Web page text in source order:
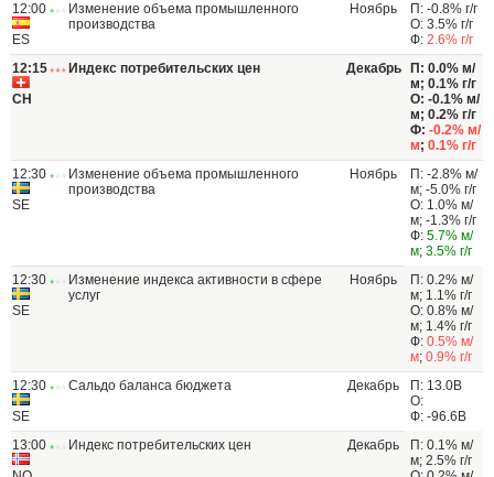
12:00
ES
Изменение объема промышленного
производства
Ноябрь
П: -0.8% г/г
О: 3.5% г/г
Ф: 2.6% г/г
12:15
CH
Индекс потребительских цен Декабрь
П: 0.0% м/
м; 0.1% г/г
О: -0.1% м/
м; 0.2% г/г
Ф: -0.2% м/
м; 0.1% г/г
12:30
SE
Изменение объема промышленного
производства
Ноябрь
П: -2.8% м/
м; -5.0% г/г
О: 1.0% м/
м; -1.3% г/г
Ф: 5.7% м/
м; 3.5% г/г
12:30
SE
Изменение индекса активности в сфере
услуг
Ноябрь
П: 0.2% м/
м; 1.1% г/г
О: 0.8% м/
м; 1.4% г/г
Ф: 0.5% м/
м; 0.9% г/г
12:30
SE
Сальдо баланса бюджета Декабрь
П: 13.0B
О:
Ф: -96.6B
13:00
Индекс потребительских цен Декабрь
П: 0.1% м/
м; 2.5% г/г